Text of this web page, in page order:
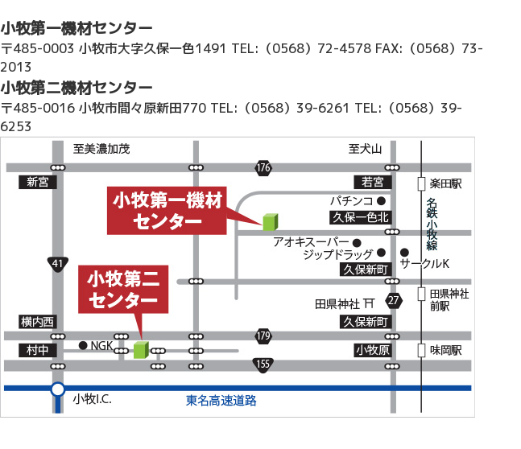
小牧第一機材センター
〒485-0003 小牧市大字久保一色1491 TEL:（0568）72-4578 FAX:（0568）73-
2013
小牧第二機材センター
〒485-0016 小牧市間々原新田770 TEL:（0568）39-6261 TEL:（0568）39-
6253